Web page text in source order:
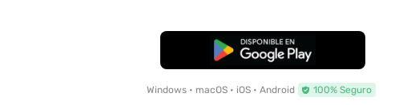
Descarga Gratuita
Windows • macOS • iOS • Android 100% Seguro